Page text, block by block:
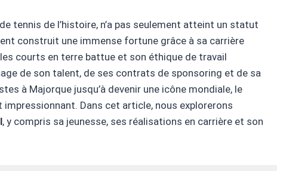
tennis de l’histoire, n’a pas seulement atteint un statut
construit une immense fortune grâce à sa carrière
courts en terre battue et son éthique de travail
de son talent, de ses contrats de sponsoring et de sa
à Majorque jusqu’à devenir une icône mondiale, le
Dans cet article, nous explorerons
, y compris sa jeunesse, ses réalisations en carrière et son